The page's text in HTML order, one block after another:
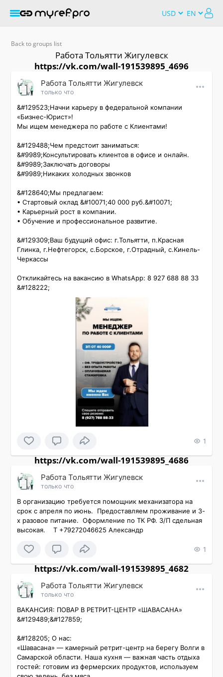
Back to groups list
Работа Тольятти Жигулевск
https://vk.com/wall-191539895_4696
Работа Тольятти Жигулевск
только что
&#129523;Начни карьеру в федеральной компании
«Бизнес-Юрист»!
Мы ищем менеджера по работе с Клиентами!
&#129488;Чем предстоит заниматься:
&#9989;Консультировать клиентов в офисе и онлайн.
&#9989;Заключать договоры
&#9989;Никаких холодных звонков
&#128640;Мы предлагаем:
• Стартовый оклад &#10071;40 000 руб.&#10071;
• Карьерный рост в компании.
• Обучение и профессиональное развитие.
&#129309;Ваш будущий офис: г.Тольятти, п.Красная
Глинка, г.Нефтегорск, с.Борское, г.Отрадный, с.Кинель-
Черкассы
Откликайтесь на вакансию в WhatsApp: 8 927 688 88 33
&#128222;
1
https://vk.com/wall-191539895_4686
Работа Тольятти Жигулевск
только что
В организацию требуется помощник механизатора на
срок с апреля по июнь.  Предоставляем проживание и 3-
х разовое питание.  Оформление по ТК РФ. З/П сдельная
высокая.    Т +79272046625 Александр
1
https://vk.com/wall-191539895_4682
Работа Тольятти Жигулевск
только что
ВАКАНСИЯ: ПОВАР В РЕТРИТ-ЦЕНТР «ШАВАСАНА»
&#129489;‍&#127859;
&#128205; О нас:
«Шавасана» — камерный ретрит-центр на берегу Волги в
Самарской области. Наша кухня — важная часть отдыха
гостей: готовим из фермерских продуктов, используем